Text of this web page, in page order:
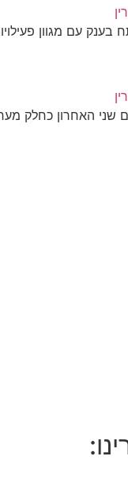
בענק עם מגוון
שני האחרון כחלק